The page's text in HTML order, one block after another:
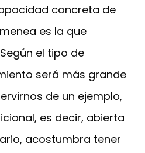
concreta de
es la que
el tipo de
será más grande
de un ejemplo,
es decir, abierta
acostumbra tener